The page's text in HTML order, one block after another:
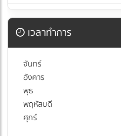
เวลาทำการ
จันทร์
อังคาร
พุธ
พฤหัสบดี
ศุกร์